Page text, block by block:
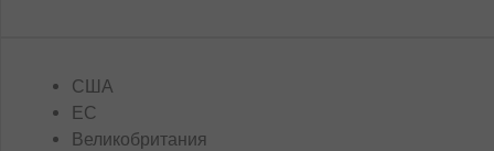
США
ЕС
Великобритания